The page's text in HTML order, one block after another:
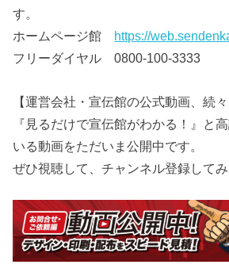
す。
ホームページ館 https://
フリーダイヤル 0800-100-3333
【運営会社・宣伝館の公式動画、続
『見るだけで宣伝館がわかる！』と
いる動画をただいま公開中です。
ぜひ視聴して、チャンネル登録して